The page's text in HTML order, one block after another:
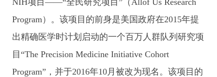
NIH项目——“全民研究项目”（Allof Us Research
Program）。该项目的前身是美国政府在2015年提
出精确医学时计划启动的一个百万人群队列研究项
目“The Precision Medicine Initiative Cohort
Program”，并于2016年10月被改为现名。该项目的